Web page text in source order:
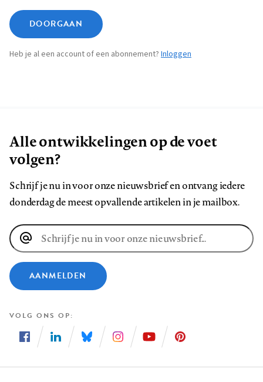
DOORGAAN
Heb je al een account of een abonnement? Inloggen
Alle ontwikkelingen op de voet
volgen?
Schrijf je nu in voor onze nieuwsbrief en ontvang iedere
donderdag de meest opvallende artikelen in je mailbox.
E-
mailadres
AANMELDEN
VOLG ONS OP
ons
ons
ons
ons
ons
ons